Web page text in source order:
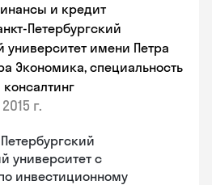
и кредит
Петербургский
университет имени Петра
Экономика, специальность
2015 г.
университет с
инвестиционному